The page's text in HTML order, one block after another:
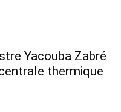
Yacouba Zabré
thermique